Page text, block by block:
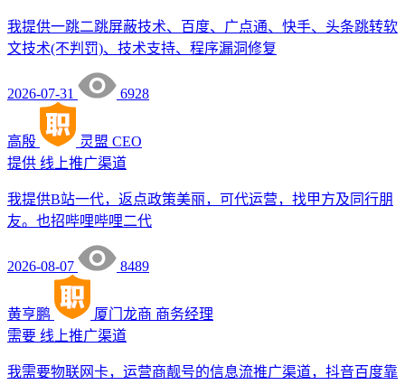
我提供一跳二跳屏蔽技术、百度、广点通、快手、头条跳转软
文技术(不判罚)、技术支持、程序漏洞修复
2026-07-31 6928
高殷 灵盟 CEO
提供 线上推广渠道
我提供B站一代，返点政策美丽，可代运营，找甲方及同行朋
友。也招哔哩哔哩二代
2026-08-07 8489
黄亨鹏 厦门龙商 商务经理
需要 线上推广渠道
我需要物联网卡，运营商靓号的信息流推广渠道，抖音百度靠